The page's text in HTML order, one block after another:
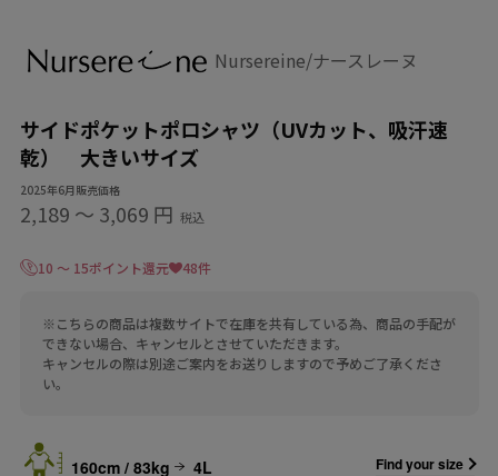
Nursereine/ナースレーヌ
サイドポケットポロシャツ（UVカット、吸汗速
乾） 大きいサイズ
2025年6月販売価格
2,189 〜 3,069 円 税込
10 ～ 15ポイント還元 48件
※こちらの商品は複数サイトで在庫を共有している為、商品の手配が
できない場合、キャンセルとさせていただきます。
キャンセルの際は別途ご案内をお送りしますので予めご了承くださ
い。
160cm / 83kg 4L Find your size